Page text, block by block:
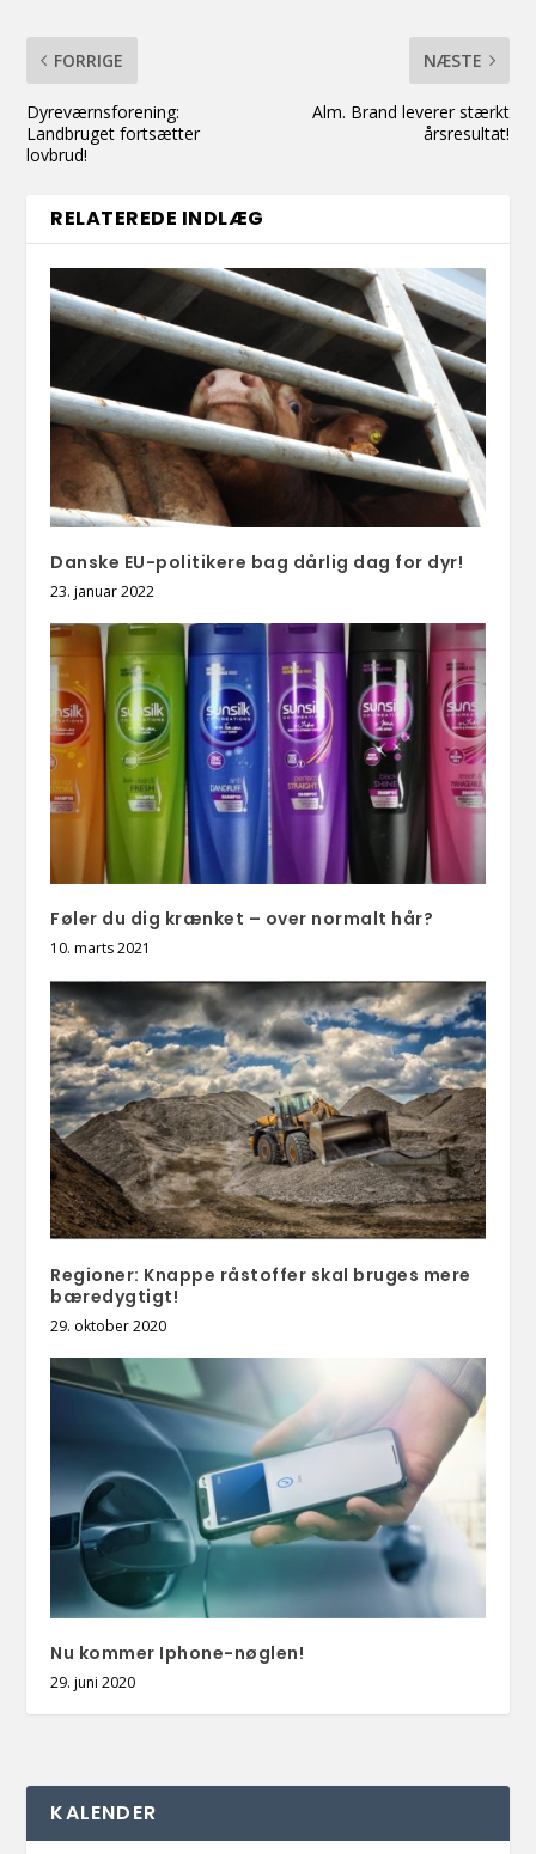
FORRIGE
Dyreværnsforening:
Landbruget fortsætter
lovbrud!
NÆSTE
Alm. Brand leverer stærkt
årsresultat!
RELATEREDE INDLÆG
Danske EU-politikere bag dårlig dag for dyr!
23. januar 2022
Føler du dig krænket – over normalt hår?
10. marts 2021
Regioner: Knappe råstoffer skal bruges mere
bæredygtigt!
29. oktober 2020
Nu kommer Iphone-nøglen!
29. juni 2020
KALENDER